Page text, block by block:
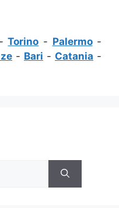
-Torino - Palermo-
- Bari - Catania -